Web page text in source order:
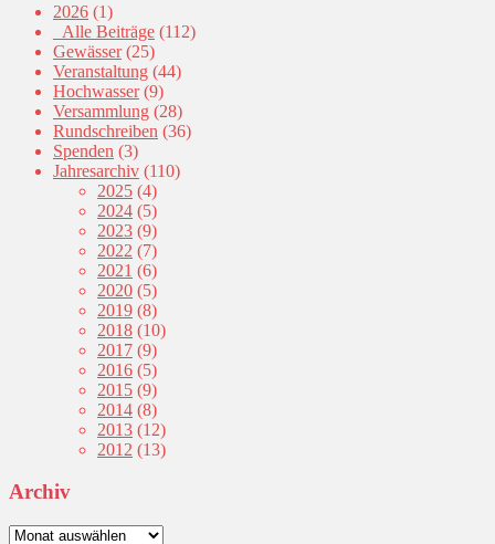
2026 (1)
_Alle Beiträge (112)
Gewässer(25)
Veranstaltung (44)
Hochwasser(9)
Versammlung (28)
Rundschreiben (36)
Spenden (3)
Jahresarchiv (110)
2025 (4)
2024 (5)
2023 (9)
2022 (7)
2021 (6)
2020 (5)
2019 (8)
2018 (10)
2017 (9)
2016 (5)
2015 (9)
2014 (8)
2013 (12)
2012 (13)
Archiv
Archiv